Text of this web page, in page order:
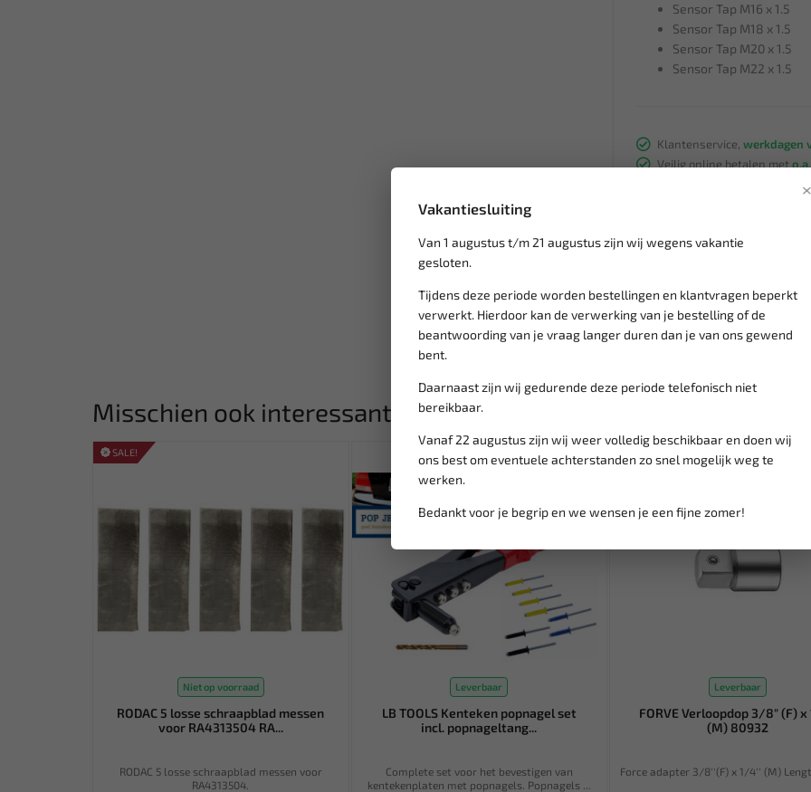
×
Vakantiesluiting
Van 1 augustus t/m 21 augustus zijn wij wegens vakantie
gesloten.
Tijdens deze periode worden bestellingen en klantvragen beperkt
verwerkt. Hierdoor kan de verwerking van je bestelling of de
beantwoording van je vraag langer duren dan je van ons gewend
bent.
Daarnaast zijn wij gedurende deze periode telefonisch niet
bereikbaar.
Vanaf 22 augustus zijn wij weer volledig beschikbaar en doen wij
ons best om eventuele achterstanden zo snel mogelijk weg te
werken.
Bedankt voor je begrip en we wensen je een fijne zomer!
Sensor Tap M16 x 1.5
Sensor Tap M18 x 1.5
Sensor Tap M20 x 1.5
Sensor Tap M22 x 1.5
Klantenservice, werkdagen
Veilig online betalen met
gemiddeld 1-3
vanaf € 75gratis verzending
Misschien ook interessant:
SALE!
Niet op voorraad
RODAC 5 losse schraapblad messen
voor RA4313504 RA...
RODAC 5 losse schraapblad messen voor
RA4313504.
Leverbaar
LB TOOLS Kenteken popnagel set
incl. popnageltang...
Complete set voor het bevestigen van
kentekenplaten met popnagels. Popnagels ...
Leverbaar
FORVE Verloopdop 3/8" (F)
(M) 80932
Force adapter 3/8''(F) x 1/4'' (M)